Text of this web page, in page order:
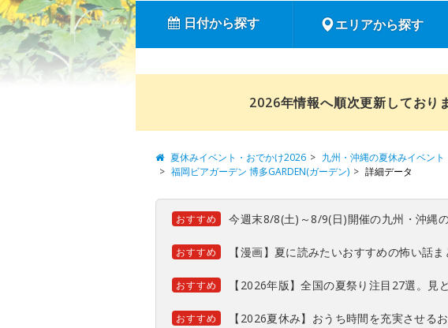
日付から探す エリアから探す
2026年情報へ順次更新しており
夏休みイベント・おでかけ2026 九州・沖縄の夏休みイベント
福岡ビアガーデン 博多GARDEN(ガーデン)
詳細データ
おすすめ 今週末8/8(土)～8/9(日)開催の九州・沖縄
おすすめ 【漫画】夏に読みたいおすすめの怖い話ま
おすすめ 【2026年版】全国の夏祭り注目27選。見
おすすめ 【2026夏休み】おうち時間を充実させる